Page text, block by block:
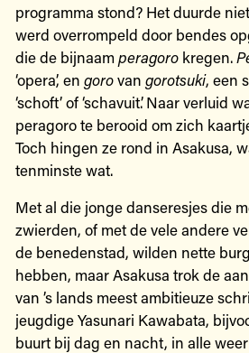
programma stond? Het duurde
werd overrompeld door bendes
die de bijnaam peragorokregen.
‘opera’, en gorovan gorotsuki, een
‘schoft’ of ‘schavuit’. Naar verluid
peragoro te berooid om zich
Toch hingen ze rond in Asakusa,
tenminste wat.
Met al die jonge danseresjes die
zwierden, of met de vele andere
de benedenstad, wilden nette
hebben, maar Asakusa trok de
van ’s lands meest ambitieuze
jeugdige Yasunari Kawabata,
buurt bij dag en nacht, in alle